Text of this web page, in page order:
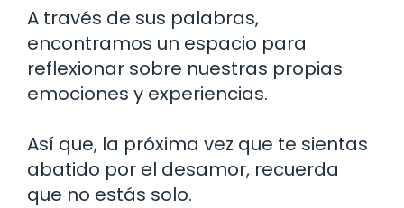
A través de sus palabras,
encontramos un espacio para
reflexionar sobre nuestras propias
emociones y experiencias.
Así que, la próxima vez que te sientas
abatido por el desamor, recuerda
que no estás solo.